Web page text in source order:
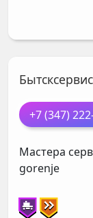
Бытсксервис
+7 (347)
Мастера
gorenje